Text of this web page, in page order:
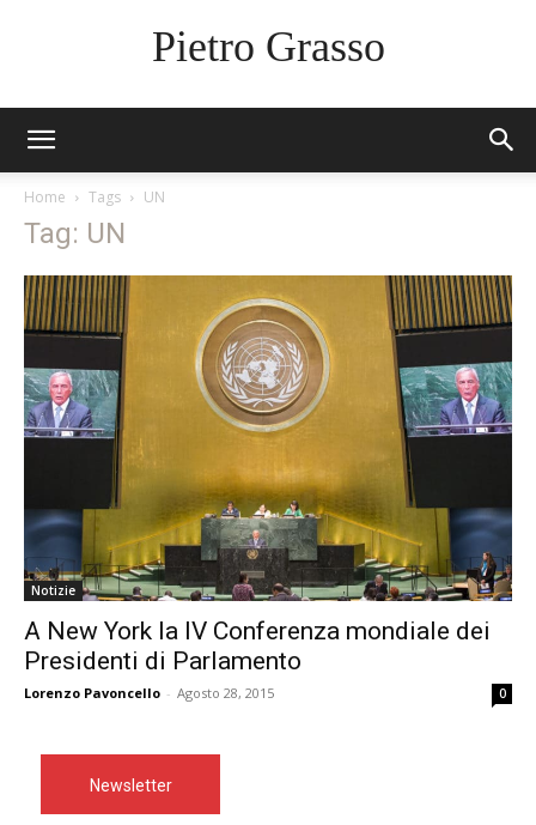
Pietro Grasso
Home Tags UN
Tag: UN
Notizie
A New York la IV Conferenza mondiale dei
Presidenti di Parlamento
Lorenzo Pavoncello - Agosto 28, 2015 0
Newsletter